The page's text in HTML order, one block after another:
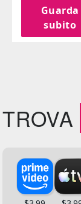
Guarda
subito
TROVA